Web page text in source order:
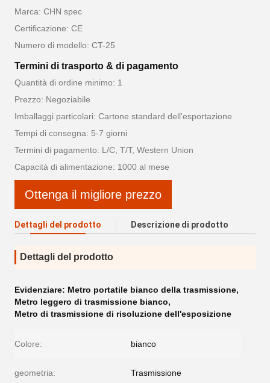
Marca: CHN spec
Certificazione: CE
Numero di modello: CT-25
Termini di trasporto & di pagamento
Quantità di ordine minimo: 1
Prezzo: Negoziabile
Imballaggi particolari: Cartone standard dell'esportazione
Tempi di consegna: 5-7 giorni
Termini di pagamento: L/C, T/T, Western Union
Capacità di alimentazione: 1000 al mese
Ottenga il migliore prezzo
Dettagli del prodotto Descrizione di prodotto
Dettagli del prodotto
Evidenziare: Metro portatile bianco della trasmissione,
Metro leggero di trasmissione bianco,
Metro di trasmissione di risoluzione dell'esposizione
Colore: bianco
geometria: Trasmissione